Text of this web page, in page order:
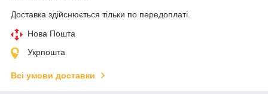
Доставка здійснюється тільки по передоплаті.
Нова Пошта
Укрпошта
Всі умови доставки